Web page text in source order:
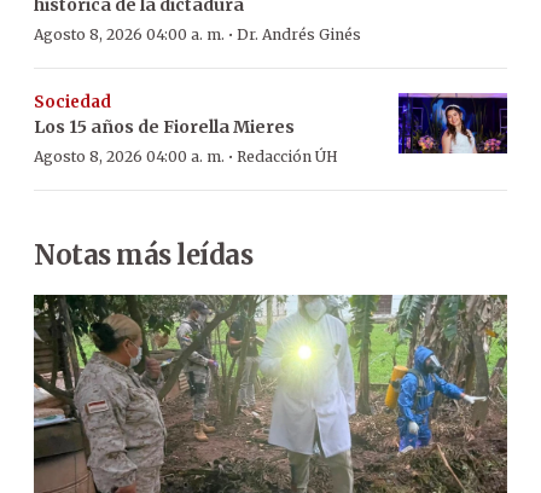
histórica de la dictadura
Agosto 8, 2026 04:00 a. m. · Dr. Andrés Ginés
Sociedad
Los 15 años de Fiorella Mieres
Agosto 8, 2026 04:00 a. m. · Redacción ÚH
Notas más leídas